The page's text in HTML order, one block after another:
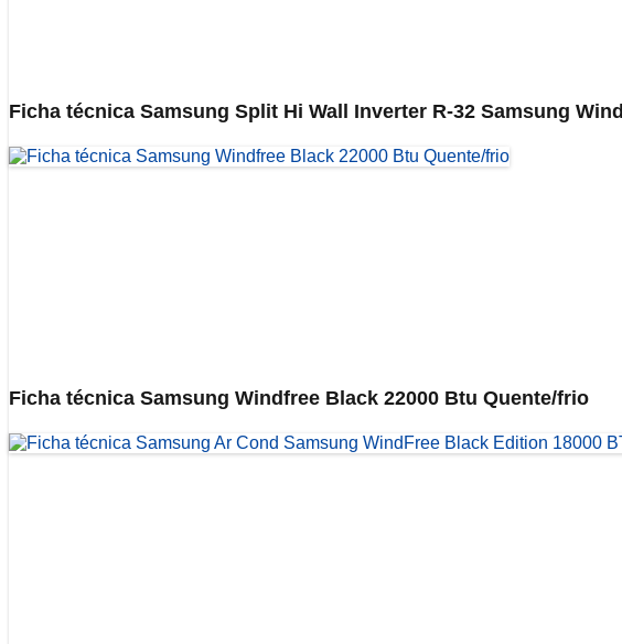
Ficha técnica Samsung Split Hi Wall Inverter R-32 Samsung
Ficha técnica Samsung Windfree Black 22000 Btu Quente/frio